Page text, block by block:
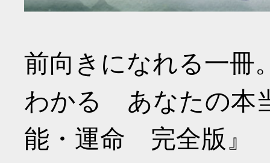
前向きになれる一冊
わかる あなたの本
能・運命 完全版』